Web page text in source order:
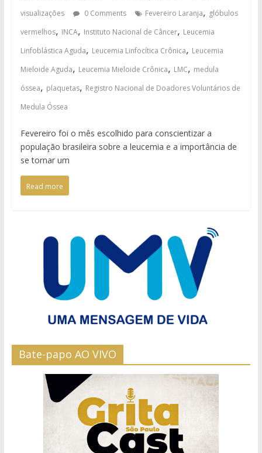
visualizações
0 Comments Fevereiro Laranja, glóbulos
vermelhos, INCA, Instituto Nacional de Câncer, Leucemia
Linfoblástica Aguda, Leucemia Linfocítica Crônica, Leucemia
Mieloide Aguda, Leucemia Mieloide Crônica, LMC, medula
óssea, plaquetas, Registro Nacional de Doadores Voluntários de
Medula Óssea
Fevereiro foi o mês escolhido para conscientizar a
população brasileira sobre a leucemia e a importância de
se tornar um
Read more
Bate-papo AO VIVO